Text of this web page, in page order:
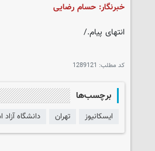
خبرنگار: حسام رضایی
انتهای پیام./
کد مطلب: 1289121
برچسب‌ها
ایسکانیوز تهران دانشگاه آزاد